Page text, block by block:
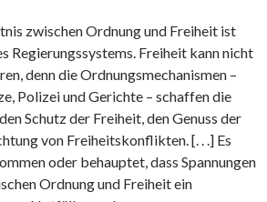
zwischen Ordnung und Freiheit ist
Regierungssystems. Freiheit kann nicht
denn die Ordnungsmechanismen –
Polizei und Gerichte – schaffen die
Schutz der Freiheit, den Genuss der
von Freiheitskonflikten. [. . .] Es
oder behauptet, dass Spannungen
Ordnung und Freiheit ein